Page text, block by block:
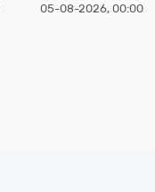
05-08-2026, 00:00